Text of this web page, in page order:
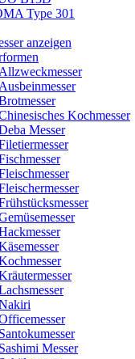
Type 301
anzeigen
Allzweckmesser
Ausbeinmesser
Kochmesser
Messer
Santokumesser
Sashimi Messer